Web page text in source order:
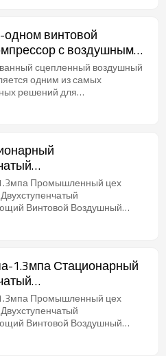
одном винтовой
с воздушным
и резервуаром 500 л
сцепленный воздушный
одним из самых
решений для
Винтовой
Промышленный цех
Винтовой Воздушный
1.3мпа Стационарный
Винтовой
Промышленный цех
Винтовой Воздушный